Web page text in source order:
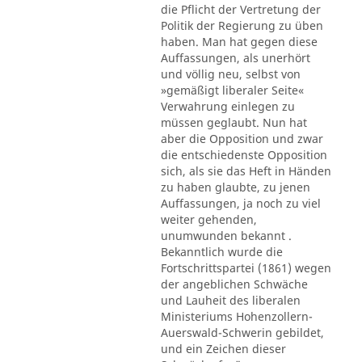
die Pflicht der Vertretung der
Politik der Regierung zu üben
haben. Man hat gegen diese
Auffassungen, als unerhört
und völlig neu, selbst von
»gemäßigt liberaler Seite«
Verwahrung einlegen zu
müssen geglaubt. Nun hat
aber die Opposition und zwar
die entschiedenste Opposition
sich, als sie das Heft in Händen
zu haben glaubte, zu jenen
Auffassungen, ja noch zu viel
weiter gehenden,
unumwunden bekannt .
Bekanntlich wurde die
Fortschrittspartei (1861) wegen
der angeblichen Schwäche
und Lauheit des liberalen
Ministeriums Hohenzollern-
Auerswald-Schwerin gebildet,
und ein Zeichen dieser